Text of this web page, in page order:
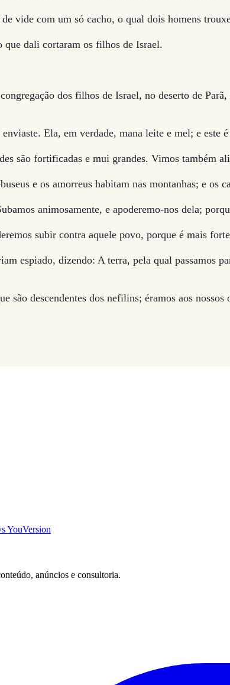
vide com um só cacho, o qual dois homens
que dali cortaram os filhos de Israel.
dos filhos de Israel, no deserto de
Ela, em verdade, mana leite e mel; e este
são fortificadas e mui grandes. Vimos também
e os amorreus habitam nas montanhas; e os
animosamente, e apoderemo-nos dela;
subir contra aquele povo, porque é mais
espiado, dizendo: A terra, pela qual passamos
descendentes dos nefilins; éramos aos nossos
YouVersion
anúncios e consultoria.